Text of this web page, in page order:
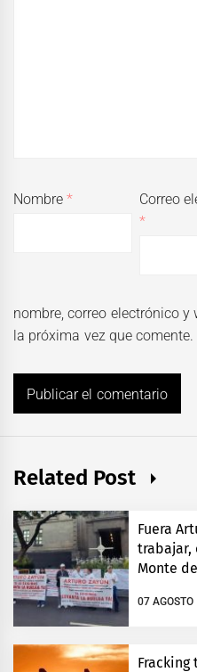
Nombre*
Correo
*
nombre, correo electrónico y
la próxima vez que comente.
Related Post
Fuera
trabajar,
Monte
07